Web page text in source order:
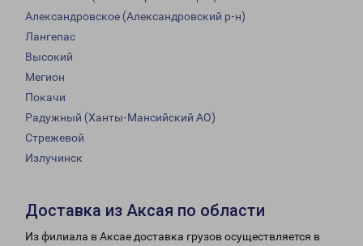
Александровское (Александровский р-н)
Лангепас
Высокий
Мегион
Покачи
Радужный (Ханты-Мансийский АО)
Стрежевой
Излучинск
Доставка из Аксая по области
Из филиала в Аксае доставка грузов осуществляется в